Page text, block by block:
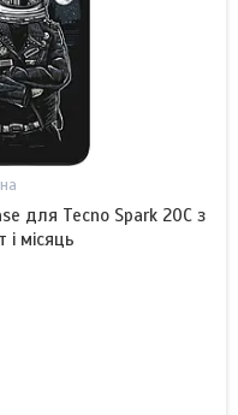
для Tecno Spark 20C з
місяць